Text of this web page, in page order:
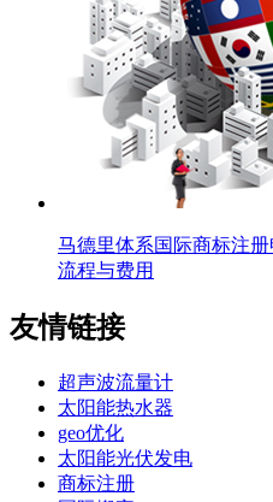
马德里体系国际商标注
流程与费用
友情链接
超声波流量计
太阳能热水器
geo优化
太阳能光伏发电
商标注册